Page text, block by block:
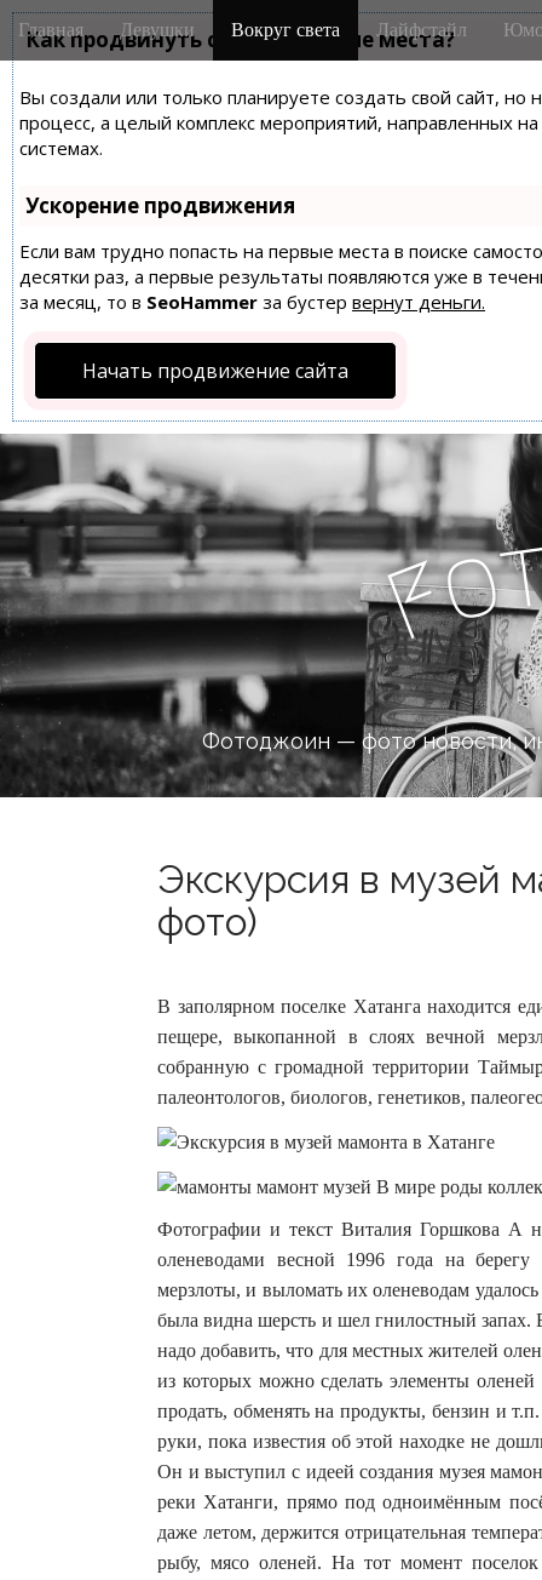
Как продвинуть сайт на первые места?
Вы создали или только планируете создать свой сайт,
процесс, а целый комплекс мероприятий, направленных
системах.
Ускорение продвижения
Если вам трудно попасть на первые места в поиске
десятки раз, а первые результаты появляются уже в
за месяц, то в SeoHammer за бустер вернут деньги.
Начать продвижение сайта
M
a
n
m
e
n
u
i
Главная Девушки Вокруг света Лайфстайл
Fo
Фотоджоин — фото новости,
Экскурсия в музей
фото)
В заполярном поселке Хатанга находится
пещере, выкопанной в слоях вечной
собранную с громадной территории
палеонтологов, биологов, генетиков,
Фотографии и текст Виталия Горшкова А
оленеводами весной 1996 года на
мерзлоты, и выломать их оленеводам
была видна шерсть и шел гнилостный запах.
надо добавить, что для местных жителей
из которых можно сделать элементы
продать, обменять на продукты, бензин и
руки, пока известия об этой находке не
Он и выступил с идеей создания музея
реки Хатанги, прямо под одноимённым
даже летом, держится отрицательная
рыбу, мясо оленей. На тот момент